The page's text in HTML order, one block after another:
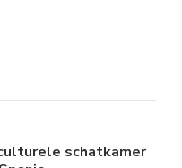
schatkamer